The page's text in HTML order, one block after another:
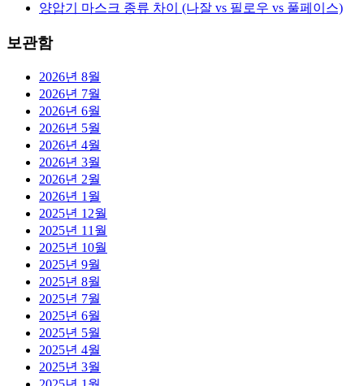
양압기 마스크 종류 차이 (나잘 vs 필로우 vs 풀페이스)
보관함
2026년 8월
2026년 7월
2026년 6월
2026년 5월
2026년 4월
2026년 3월
2026년 2월
2026년 1월
2025년 12월
2025년 11월
2025년 10월
2025년 9월
2025년 8월
2025년 7월
2025년 6월
2025년 5월
2025년 4월
2025년 3월